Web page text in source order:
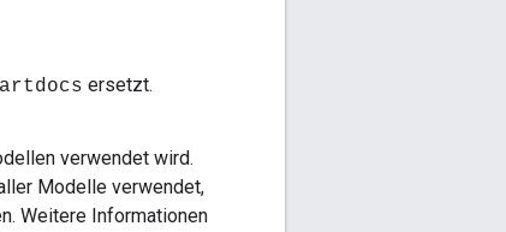
ersetzt.
verwendet wird.
Modelle verwendet,
Weitere Informationen